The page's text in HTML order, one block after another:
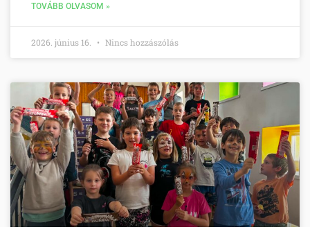
TOVÁBB OLVASOM »
2026. június 16. Nincs hozzászólás